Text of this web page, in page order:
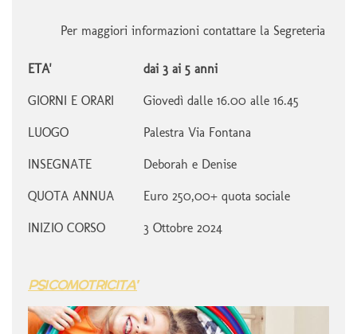
Per maggiori informazioni contattare la Segreteria
ETA' dai 3 ai 5 anni
GIORNI E ORARI Giovedì dalle 16.00 alle 16.45
LUOGO Palestra Via Fontana
INSEGNATE Deborah e Denise
QUOTA ANNUA Euro 250,00+ quota sociale
INIZIO CORSO 3 Ottobre 2024
PSICOMOTRICITA'